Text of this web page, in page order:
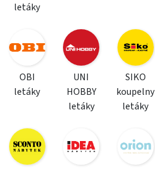
letáky
OBI
letáky
UNI
HOBBY
letáky
SIKO
koupelny
letáky